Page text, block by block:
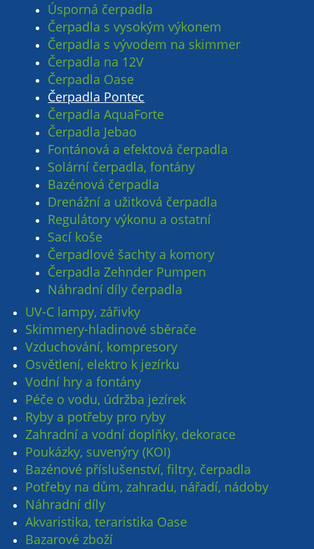
Úsporná čerpadla
Čerpadla s vysokým výkonem
Čerpadla s vývodem na skimmer
Čerpadla na 12V
Čerpadla Oase
Čerpadla Pontec
Čerpadla AquaForte
Čerpadla Jebao
Fontánová a efektová čerpadla
Solární čerpadla, fontány
Bazénová čerpadla
Drenážní a užitková čerpadla
Regulátory výkonu a ostatní
Sací koše
Čerpadlové šachty a komory
Čerpadla Zehnder Pumpen
Náhradní díly čerpadla
UV-C lampy, zářivky
Skimmery-hladinové sběrače
Vzduchování, kompresory
Osvětlení, elektro k jezírku
Vodní hry a fontány
Péče o vodu, údržba jezírek
Ryby a potřeby pro ryby
Zahradní a vodní doplňky, dekorace
Poukázky, suvenýry (KOI)
Bazénové příslušenství, filtry, čerpadla
Potřeby na dům, zahradu, nářadí, nádoby
Náhradní díly
Akvaristika, teraristika Oase
Bazarové zboží